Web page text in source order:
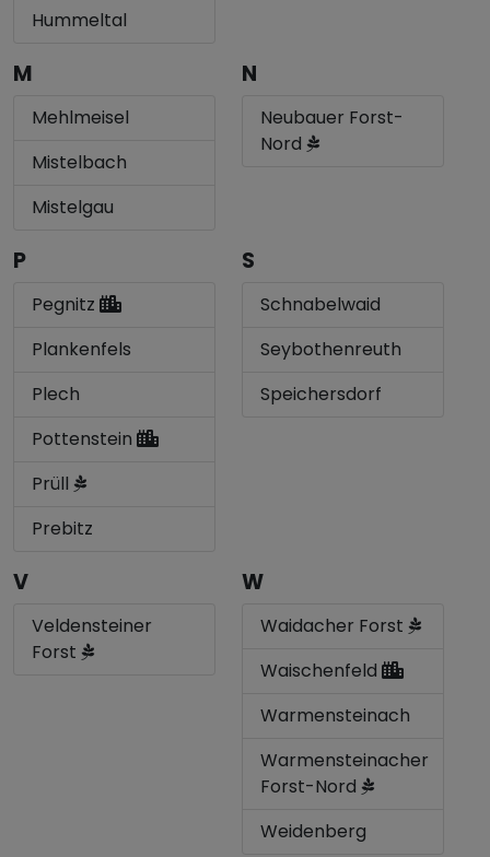
Hummeltal
M
Mehlmeisel
Mistelbach
Mistelgau
N
Neubauer Forst-
Nord
P
Pegnitz
Plankenfels
Plech
Pottenstein
Prüll
Prebitz
S
Schnabelwaid
Seybothenreuth
Speichersdorf
V
Veldensteiner
Forst
W
Waidacher Forst
Waischenfeld
Warmensteinach
Warmensteinacher
Forst-Nord
Weidenberg